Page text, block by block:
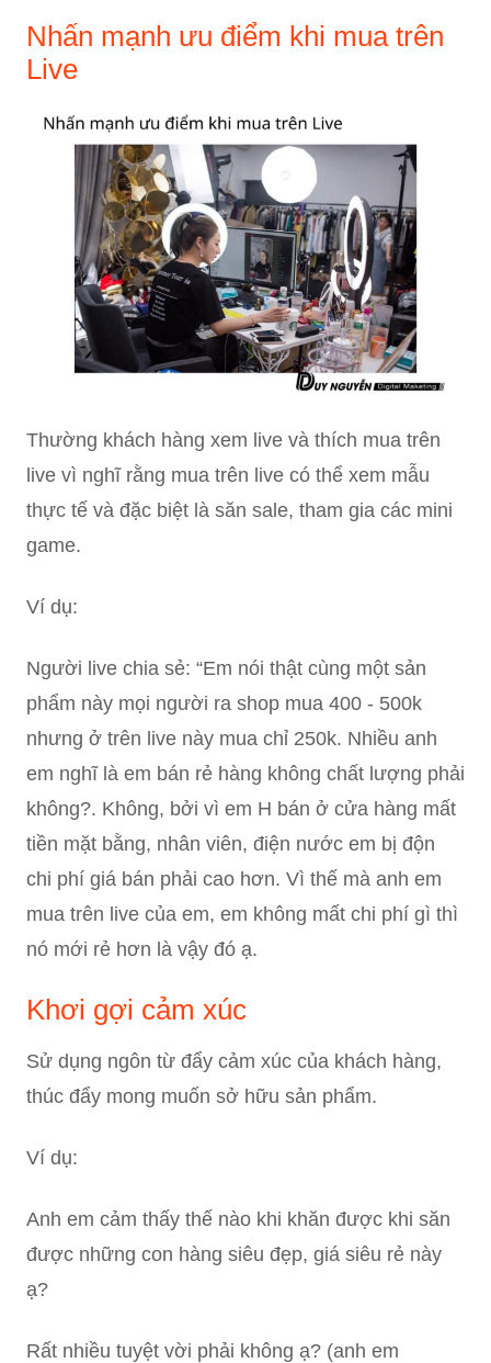
Nhấn mạnh ưu điểm khi mua trên
Live
Thường khách hàng xem live và thích mua trên
live vì nghĩ rằng mua trên live có thể xem mẫu
thực tế và đặc biệt là săn sale, tham gia các mini
game.
Ví dụ:
Người live chia sẻ: “Em nói thật cùng một sản
phẩm này mọi người ra shop mua 400 - 500k
nhưng ở trên live này mua chỉ 250k. Nhiều anh
em nghĩ là em bán rẻ hàng không chất lượng phải
không?. Không, bởi vì em H bán ở cửa hàng mất
tiền mặt bằng, nhân viên, điện nước em bị độn
chi phí giá bán phải cao hơn. Vì thế mà anh em
mua trên live của em, em không mất chi phí gì thì
nó mới rẻ hơn là vậy đó ạ.
Khơi gợi cảm xúc
Sử dụng ngôn từ đẩy cảm xúc của khách hàng,
thúc đẩy mong muốn sở hữu sản phẩm.
Ví dụ:
Anh em cảm thấy thế nào khi khăn được khi săn
được những con hàng siêu đẹp, giá siêu rẻ này
ạ?
Rất nhiều tuyệt vời phải không ạ? (anh em